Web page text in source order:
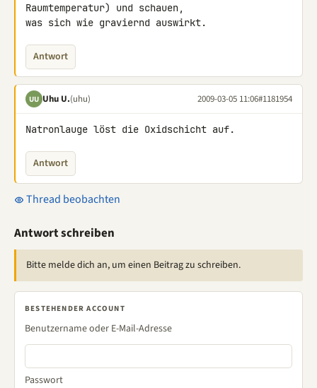
Raumtemperatur) und schauen,
was sich wie graviernd auswirkt.
Antwort
UU Uhu U.(uhu) 2009-03-05 11:06#1181954
Natronlauge löst die Oxidschicht auf.
Antwort
Thread beobachten
Antwort schreiben
Bitte melde dich an, um einen Beitrag zu schreiben.
BESTEHENDER ACCOUNT
Benutzername oder E-Mail-Adresse
Passwort